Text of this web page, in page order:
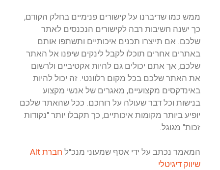
ממש כמו שדיברנו על קישורים פנימיים בחלק הקודם,
כך ישנה חשיבות רבה לקישורים הנכנסים לאתר
שלכם. אם תייצרו תכנים איכותיים ותשתפו אותם
באתרים אחרים תוכלו לקבל לינקים שיפנו אל האתר
שלכם, אך אתם יכולים גם להיות אקטיביים ולרשום
את האתר שלכם בכל מקום רלוונטי. זה יכול להיות
באינדקסים מקצועיים, מאגרים של אנשי מקצוע
בנישות וכל דבר שעולה על רוחכם. ככל שהאתר שלכם
יופיע ביותר מקומות איכותיים, כך תקבלו יותר "נקודות
זכות" מגוגל.
המאמר נכתב על ידי אסף שמעוני מנכ"ל
חברת Alt
שיווק דיגיטלי